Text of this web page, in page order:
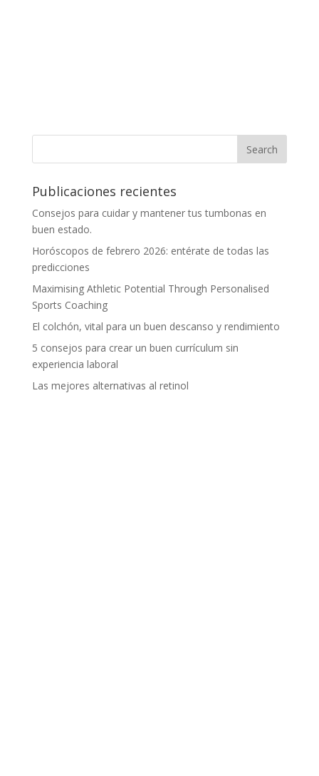
Publicaciones recientes
Consejos para cuidar y mantener tus tumbonas en
buen estado.
Horóscopos de febrero 2026: entérate de todas las
predicciones
Maximising Athletic Potential Through Personalised
Sports Coaching
El colchón, vital para un buen descanso y rendimiento
5 consejos para crear un buen currículum sin
experiencia laboral
Las mejores alternativas al retinol